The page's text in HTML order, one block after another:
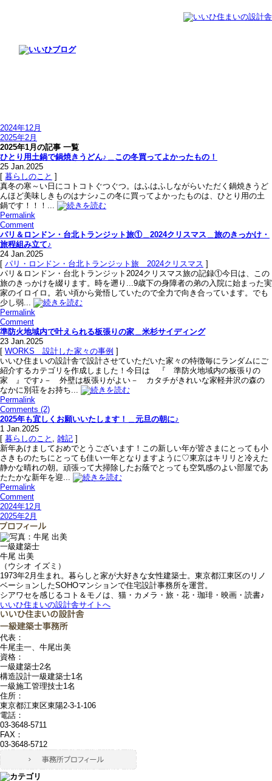
2024年12月
2025年2月
2025年1月の記事 一覧
ひとり用土鍋で鍋焼きうどん♪＿この冬買ってよかったもの！
25 Jan.2025
[ 暮らしのこと ]
真冬の寒～い日にコトコトぐつぐつ。はふはふしながらいただく鍋焼きうど
んほど美味しきものはナシ♪この冬に買ってよかったものは、ひとり用の土
鍋です！！！...
Permalink
Comment
パリ＆ロンドン・台北トランジット旅①＿2024クリスマス＿旅のきっかけ・
旅程組み立て♪
24 Jan.2025
[ パリ・ロンドン・台北トランジット旅＿2024クリスマス ]
パリ＆ロンドン・台北トランジット2024クリスマス旅の記録①今日は、この
旅のきっかけを綴ります。時を遡り...9歳下の身障者の弟の入院に始まった実
家のイロイロ。若い頃から覚悟していたので全力で向き合っています。でも
少し弱...
Permalink
Comment
準防火地域内で叶えられる板張りの家＿米杉サイディング
23 Jan.2025
[ WORKS＿設計した家々の事例 ]
いいひ住まいの設計舎で設計させていただいた家々の特徴毎にランダムにご
紹介するカテゴリを作成しました！今日は 『 準防火地域内の板張りの
家 』です♪－ 外壁は板張りがよい－ カタチがきれいな家軽井沢の森の
なかに別荘をお持ち...
Permalink
Comments (2)
2025年も宜しくお願いいたします！＿元旦の朝に♪
1 Jan.2025
[ 暮らしのこと , 雑記 ]
新年あけましておめでとうございます！この新しい年が皆さまにとっても小
さきものたちにとっても佳い一年となりますように♡東京はキリリと冷えた
静かな晴れの朝。頑張って大掃除したお蔭でとっても空気感のよい部屋であ
たたかな新年を迎...
Permalink
Comment
2024年12月
2025年2月
一級建築士
牛尾 出美
（ウシオ イズミ）
1973年2月生まれ。暮らしと家が大好きな女性建築士。東京都江東区のリノ
ベーションしたSOHOマンションで住宅設計事務所を運営。
シアワセを感じるコト＆モノは、猫・カメラ・旅・花・珈琲・映画・読書♪
いいひ住まいの設計舎サイトへ
代表：
牛尾圭一、牛尾出美
資格：
一級建築士2名
構造設計一級建築士1名
一級施工管理技士1名
住所：
東京都江東区東陽2-3-1-106
電話：
03-3648-5711
FAX：
03-3648-5712